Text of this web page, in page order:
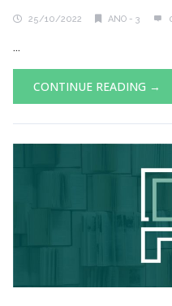
25/10/2022 ANO - 3
...
CONTINUE READING →